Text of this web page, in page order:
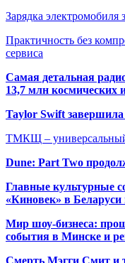
Зарядка
Практичность без
сервиса
Самая детальная
13,7 млн космических
Taylor Swift завершила
ТМКЩ – универсальный
Dune: Part Two
Главные культурные
«Киновек» в
Мир шоу-бизнеса:
события в Минске и
Смерть Мэгги Смит и